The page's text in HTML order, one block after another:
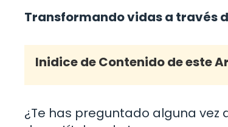
Transformando vidas a través
Inidice de Contenido de este
¿Te has preguntado alguna